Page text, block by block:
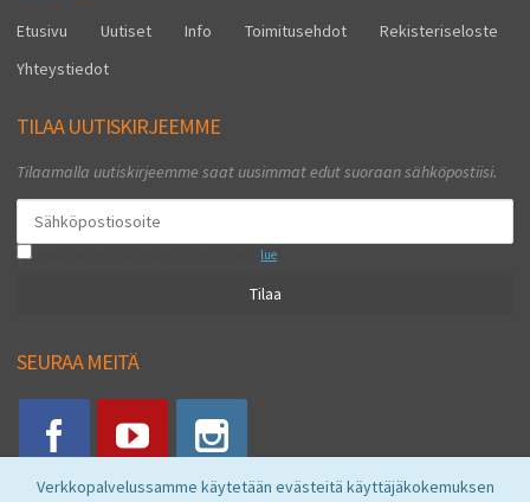
Verkkopalvelussamme käytetään evästeitä käyttäjäkokemuksen
Etusivu Uutiset Info Toimitusehdot
Rekisteriseloste
Yhteystiedot
TILAA UUTISKIRJEEMME
Tilaamalla uutiskirjeemme saat uusimmat edut suoraan sähköpostiisi.
lue
Tilaa
SEURAA MEITÄ